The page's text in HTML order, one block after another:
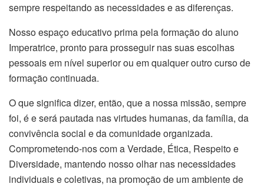
sempre respeitando as necessidades e as diferenças.
Nosso espaço educativo prima pela formação do aluno
Imperatrice, pronto para prosseguir nas suas escolhas
pessoais em nível superior ou em qualquer outro curso de
formação continuada.
O que significa dizer, então, que a nossa missão, sempre
foi, é e será pautada nas virtudes humanas, da família, da
convivência social e da comunidade organizada.
Comprometendo-nos com a Verdade, Ética, Respeito e
Diversidade, mantendo nosso olhar nas necessidades
individuais e coletivas, na promoção de um ambiente de